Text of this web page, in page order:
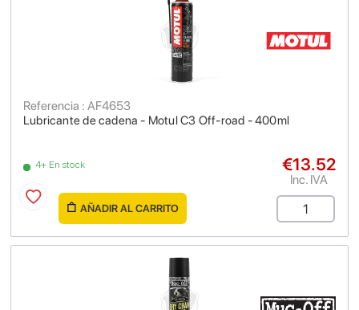
Lubricante de cadena - Motul C3 Off-road - 400ml
Referencia : AF4653
4+ En stock €13.52
Inc. IVA
AÑADIR AL CARRITO